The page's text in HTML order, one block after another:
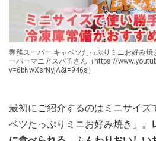
業務スーパー キャベツたっぷりミニお好み
ーパーマニアスパ子さん（https://
v=6bNwXsrNyjA&t=946s）
最初にご紹介するのはミニサイズ
ベツたっぷりミニお好み焼き」。